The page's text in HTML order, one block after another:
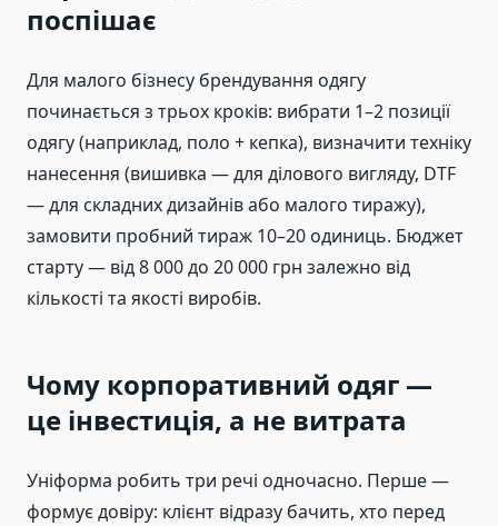
поспішає
Для малого бізнесу брендування одягу
починається з трьох кроків: вибрати 1–2 позиції
одягу (наприклад, поло + кепка), визначити техніку
нанесення (вишивка — для ділового вигляду, DTF
— для складних дизайнів або малого тиражу),
замовити пробний тираж 10–20 одиниць. Бюджет
старту — від 8 000 до 20 000 грн залежно від
кількості та якості виробів.
Чому корпоративний одяг —
це інвестиція, а не витрата
Уніформа робить три речі одночасно. Перше —
формує довіру: клієнт відразу бачить, хто перед